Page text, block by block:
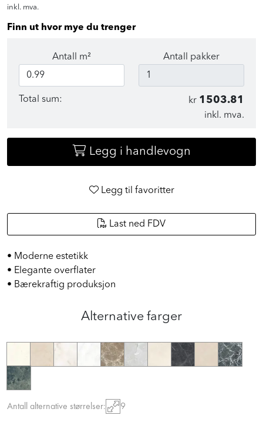
inkl. mva.
Finn ut hvor mye du trenger
Antall m² Antall pakker
Total sum: kr 1503.81
inkl. mva.
Legg i handlevogn
Legg til favoritter
Last ned FDV
• Moderne estetikk
• Elegante overflater
• Bærekraftig produksjon
Alternative farger
Antall alternative størrelser: 9